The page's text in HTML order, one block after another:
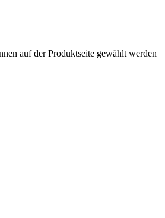
auf der Produktseite gewählt werden